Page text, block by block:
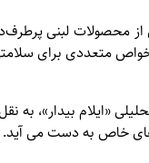
محصولات لبنی
متعددی برای
«ایلام بیدار»، به
خاص به دست می آید.